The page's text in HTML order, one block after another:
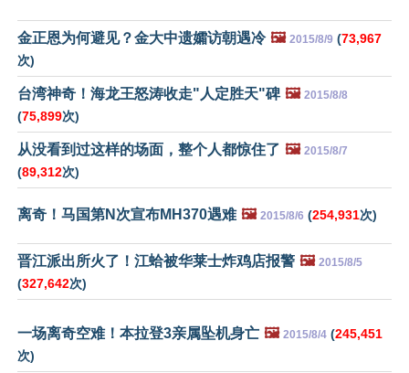
金正恩为何避见？金大中遗孀访朝遇冷 🖼️ 2015/8/9 (73,967
次)
台湾神奇！海龙王怒涛收走"人定胜天"碑 🖼️ 2015/8/8
(75,899次)
从没看到过这样的场面，整个人都惊住了 🖼️ 2015/8/7
(89,312次)
离奇！马国第N次宣布MH370遇难 🖼️ 2015/8/6 (254,931次)
晋江派出所火了！江蛤被华莱士炸鸡店报警 🖼️ 2015/8/5
(327,642次)
一场离奇空难！本拉登3亲属坠机身亡 🖼️ 2015/8/4 (245,451
次)